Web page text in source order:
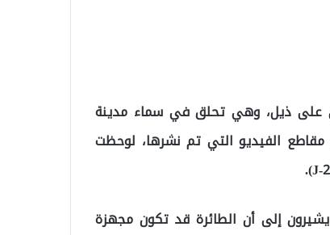
على ذيل، وهي تحلق في سماء مدينة
الفيديو التي تم نشرها، لوحظت
إلى أن الطائرة قد تكون مجهزة